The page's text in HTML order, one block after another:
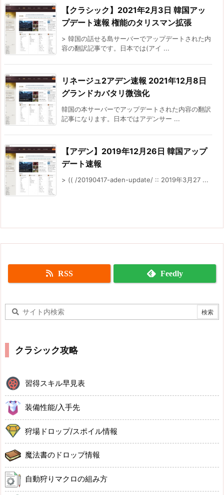
【クラシック】2021年2月3日 韓国アッ
プデート速報 権能のタリスマン拡張
> 韓国の話せる島サーバーでアップデートされた内
容の翻訳記事です。日本では(アイ ...
リネージュ2アデン速報 2021年12月8日
グランドカバタリ微強化
韓国の本サーバーでアップデートされた内容の翻訳
記事になります。日本ではアデンサー ...
【アデン】2019年12月26日 韓国アップ
デート速報
> (( /20190417-aden-update/ :: 2019年3月27 ...
RSS Feedly
クラシック攻略
習得スキル早見表
装備性能/入手先
狩場ドロップ/スポイル情報
魔法書のドロップ情報
自動狩りマクロの組み方